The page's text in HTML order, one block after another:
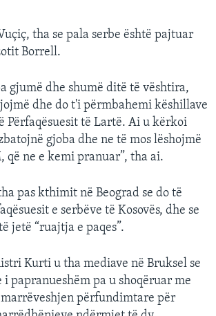
tha se pala serbe është pajtuar
Borrell.
gjumë dhe shumë ditë të vështira,
dhe do t'i përmbahemi këshillave
Përfaqësuesit të Lartë. Ai u kërkoi
gjoba dhe ne të mos lëshojmë
që ne e kemi pranuar”, tha ai.
pas kthimit në Beograd se do të
e serbëve të Kosovës, dhe se
jetë “ruajtja e paqes”.
Kurti u tha mediave në Bruksel se
papranueshëm pa u shoqëruar me
përfundimtare për